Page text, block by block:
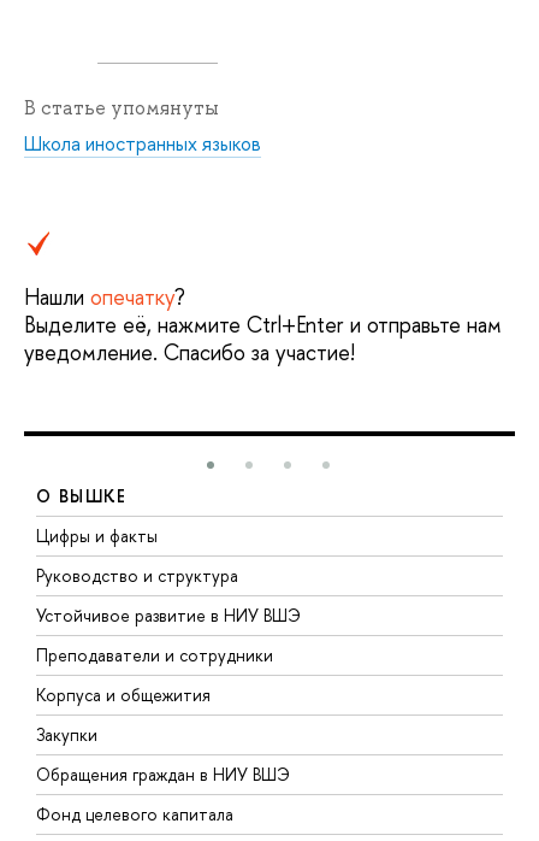
В статье упомянуты
Школа иностранных языков
Нашли опечатку?
Выделите её, нажмите Ctrl+Enter и отправьте нам
уведомление. Спасибо за участие!
О ВЫШКЕ
Цифры и факты
Руководство и структура
Устойчивое развитие в НИУ ВШЭ
Преподаватели и сотрудники
Корпуса и общежития
Закупки
Обращения граждан в НИУ ВШЭ
Фонд целевого капитала